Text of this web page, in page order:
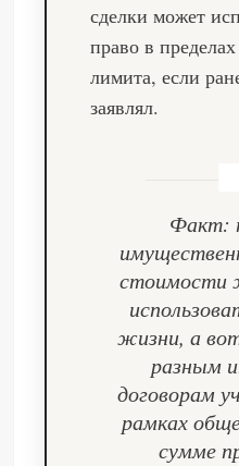
сделки может
право в
лимита, если
заявлял.
Факт:
стоимости
жизни, а
разным
договорам
рамках
сумме